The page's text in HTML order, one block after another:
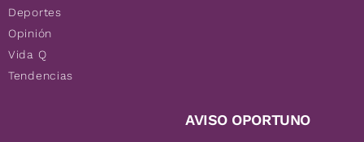
Deportes
Opinión
Vida Q
Tendencias
AVISO OPORTUNO